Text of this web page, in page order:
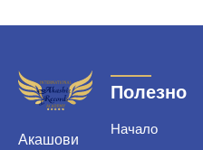
o
Акашови
Полезно
Начало